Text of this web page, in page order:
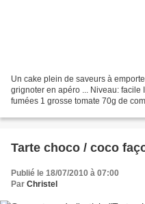
Un cake plein de saveurs à
grignoter en apéro ... Niveau:
fumées 1 grosse tomate 70g de
Tarte choco / coco
Publié le 18/07/2010 à 07:00
Par Christel